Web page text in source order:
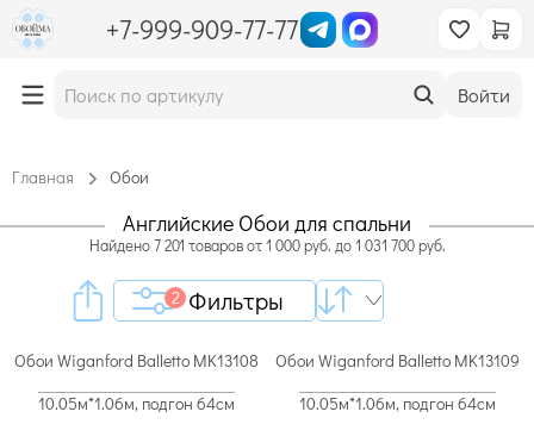
+7-999-909-77-77
Войти
Главная Обои
Английские Обои для спальни
Найдено 7 201 товаров от 1 000 руб. до 1 031 700 руб.
Фильтры
2
Обои Wiganford Balletto MK13108
10.05м*1.06м, подгон 64см
Обои Wiganford Balletto MK13109
10.05м*1.06м, подгон 64см